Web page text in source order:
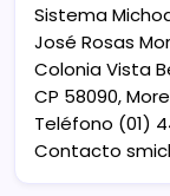
Sistema
José Rosas
Colonia Vista
CP 58090,
Teléfono (01)
Contacto